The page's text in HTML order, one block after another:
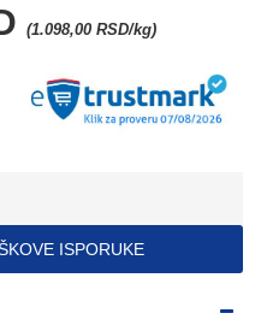
(1.098,00 RSD/kg)
ISPORUKE